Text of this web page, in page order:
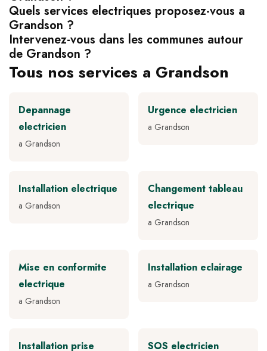
Quels services electriques proposez-vous a
Grandson ?
Intervenez-vous dans les communes autour
de Grandson ?
Tous nos services a Grandson
Depannage
electricien
a Grandson
Urgence electricien
a Grandson
Installation electrique
a Grandson
Changement tableau
electrique
a Grandson
Mise en conformite
electrique
a Grandson
Installation eclairage
a Grandson
Installation prise SOS electricien